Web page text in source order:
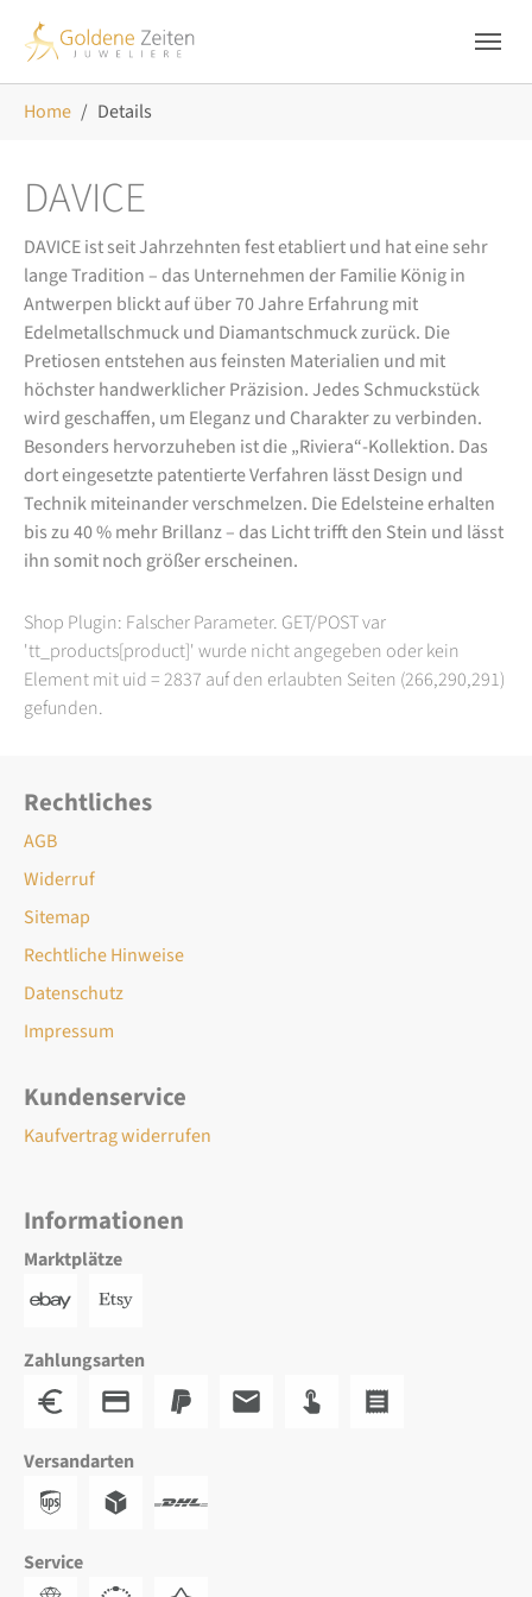
Home Details
DAVICE
DAVICE ist seit Jahrzehnten fest etabliert und hat eine sehr
lange Tradition – das Unternehmen der Familie König in
Antwerpen blickt auf über 70 Jahre Erfahrung mit
Edelmetallschmuck und Diamantschmuck zurück. Die
Pretiosen entstehen aus feinsten Materialien und mit
höchster handwerklicher Präzision. Jedes Schmuckstück
wird geschaffen, um Eleganz und Charakter zu verbinden.
Besonders hervorzuheben ist die „Riviera“-Kollektion. Das
dort eingesetzte patentierte Verfahren lässt Design und
Technik miteinander verschmelzen. Die Edelsteine erhalten
bis zu 40 % mehr Brillanz – das Licht trifft den Stein und lässt
ihn somit noch größer erscheinen.
Shop Plugin: Falscher Parameter. GET/POST var
'tt_products[product]' wurde nicht angegeben oder kein
Element mit uid = 2837 auf den erlaubten Seiten (266,290,291)
gefunden.
Rechtliches
AGB
Widerruf
Sitemap
Rechtliche Hinweise
Datenschutz
Impressum
Kundenservice
Kaufvertrag widerrufen
Informationen
Marktplätze
Zahlungsarten
Versandarten
Service